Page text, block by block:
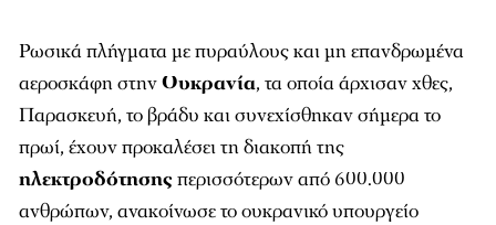
Ρωσικά πλήγματα με πυραύλους και μη επανδρωμένα
αεροσκάφη στηνΟυκρανία, τα οποία άρχισαν χθες,
Παρασκευή, το βράδυ και συνεχίσθηκαν σήμερα το
πρωί, έχουν προκαλέσει τη διακοπή της
ηλεκτροδότησηςπερισσότερων από 600.000
ανθρώπων, ανακοίνωσε το ουκρανικό υπουργείο